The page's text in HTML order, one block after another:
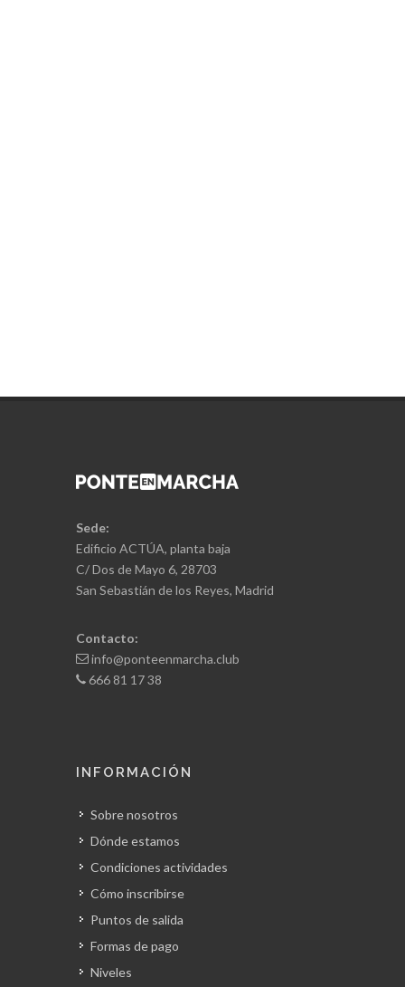
Sede:
Edificio ACTÚA, planta baja
C/ Dos de Mayo 6, 28703
San Sebastián de los Reyes, Madrid
Contacto:
info@ponteenmarcha.club
666 81 17 38
INFORMACIÓN
Sobre nosotros
Dónde estamos
Condiciones actividades
Cómo inscribirse
Puntos de salida
Formas de pago
Niveles